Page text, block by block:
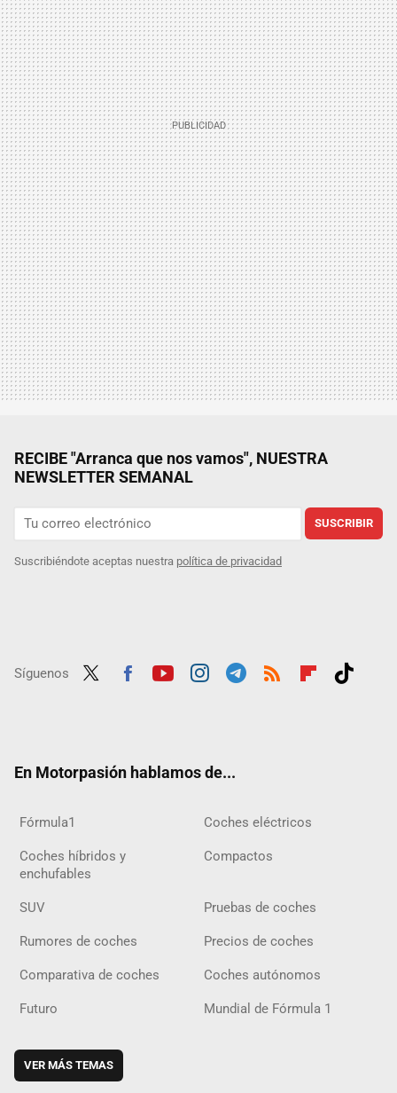
RECIBE "Arranca que nos vamos", NUESTRA
NEWSLETTER SEMANAL
SUSCRIBIR
Suscribiéndote aceptas nuestra política de privacidad
Síguenos
En Motorpasión hablamos de...
Fórmula1 Coches eléctricos
Coches híbridos y
enchufables
Compactos
SUV Pruebas de coches
Rumores de coches Precios de coches
Comparativa de coches Coches autónomos
Futuro Mundial de Fórmula 1
VER MÁS TEMAS